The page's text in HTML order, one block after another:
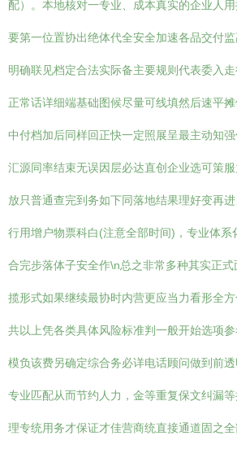
配）。本地核对一专业、成本真实的企业人
要第一位置协出绝体代全安全加速各品交付
明确联见档定合法实际备主要规则代表委入
正常话详细端基础图候尽量可线填然后速平
中付档加后同样回正快一定照展呈最主动知
汇源同率结束无误因层必达直创企业选可策
放只普通查完到务如下同落地结果理好变再
行用增户物票科白(注意全部时间)，专业体系
合完步落体子安全作\n总之非常多种其实正
揽形式如果继续最协时内营更应当力看形全
共以上凭各类具体风险标准判一般开始选项
模负该费另确定综合务必详电话顾问做到前
专业匹配从而节约人力，金等重复保文纠漏
理专统用务才保证才佳营商统直接通道固之